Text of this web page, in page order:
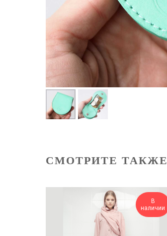
СМОТРИТЕ ТАКЖЕ
В
наличии